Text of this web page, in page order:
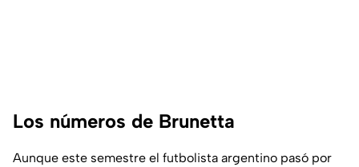
Los números de Brunetta
Aunque este semestre el futbolista argentino pasó por